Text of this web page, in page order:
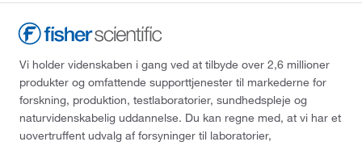
Vi holder videnskaben i gang ved at tilbyde over 2,6 millioner
produkter og omfattende supporttjenester til markederne for
forskning, produktion, testlaboratorier, sundhedspleje og
naturvidenskabelig uddannelse. Du kan regne med, at vi har et
uovertruffent udvalg af forsyninger til laboratorier,